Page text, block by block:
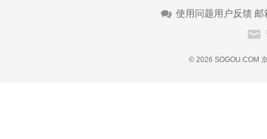
使用问题用户反馈 邮
© 2026 SOGOU.COM